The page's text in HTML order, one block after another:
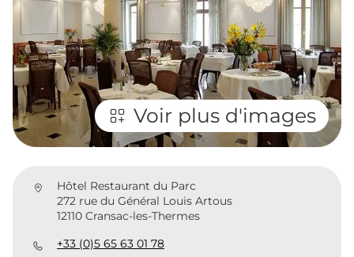
Voir plus d'images
Hôtel Restaurant du Parc
272 rue du Général Louis Artous
12110 Cransac-les-Thermes
+33 (0)5 65 63 01 78